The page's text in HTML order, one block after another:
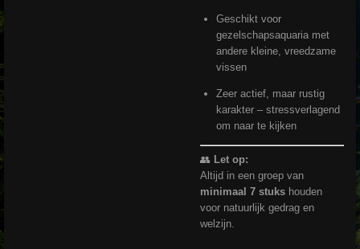
Geschikt voor
gezelschapsaquaria met
andere kleine, vreedzame
vissen
Zeer actief, maar rustig
karakter – stressverlagend
om naar te kijken
👥 Let op:
Altijd in een groep van
minimaal 7 stuks houden
voor natuurlijk gedrag en
welzijn.